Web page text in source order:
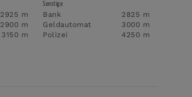
2925 m
2900 m
3150 m
Sonstige
Bank
2825 m
Geldautomat
3000 m
Polizei
4250 m